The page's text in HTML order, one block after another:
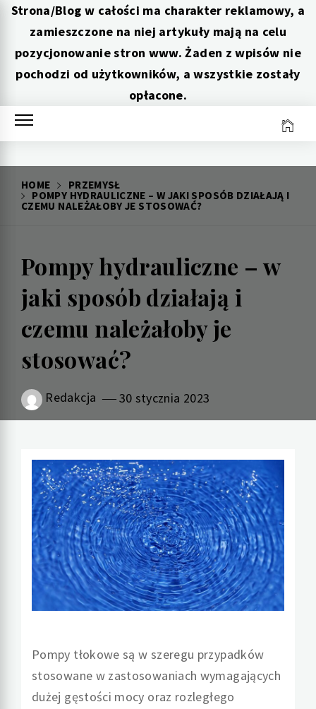
Strona/Blog w całości ma charakter reklamowy, a
zamieszczone na niej artykuły mają na celu
pozycjonowanie stron www. Żaden z wpisów nie
pochodzi od użytkowników, a wszystkie zostały
opłacone.
Skip
HOME
PRZEMYSŁ
POMPY HYDRAULICZNE – W JAKI SPOSÓB DZIAŁAJĄ I
CZEMU NALEŻAŁOBY JE STOSOWAĆ?
Pompy hydrauliczne – w
jaki sposób działają i
czemu należałoby je
stosować?
Redakcja 30 stycznia 2023
Pompy tłokowe są w szeregu przypadków
stosowane w zastosowaniach wymagających
dużej gęstości mocy oraz rozległego